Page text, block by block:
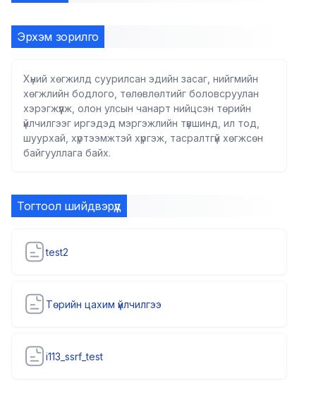
Эрхэм зорилго
Хүний хөгжилд суурилсан эдийн засаг, нийгмийн
хөгжлийн бодлого, төлөвлөлтийг боловсруулан
хэрэгжүүлж, олон улсын чанарт нийцсэн төрийн
үйлчилгээг иргэдэд мэргэжлийн түвшинд, ил тод,
шуурхай, хүртээмжтэй хүргэж, тасралтгүй хөгжсөн
байгууллага байх.
Тогтоол шийдвэрүүд
test2
Төрийн цахим үйлчилгээ
i113_ssrf_test